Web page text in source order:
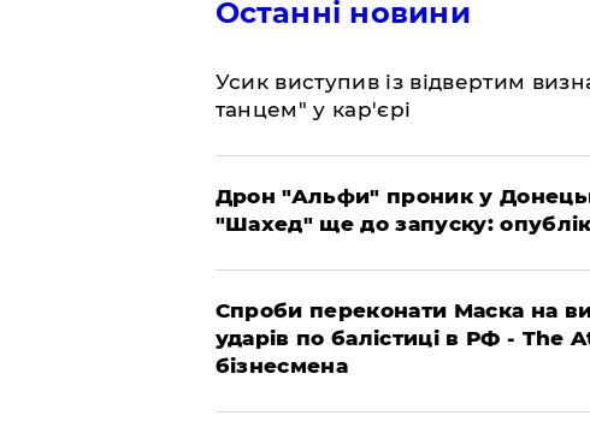
Останні новини
​Усик виступив із відвертим
танцем" у кар'єрі
​Дрон "Альфи" проник у
"Шахед" ще до запуску:
​Спроби переконати Маска на
ударів по балістиці в РФ - The
бізнесмена